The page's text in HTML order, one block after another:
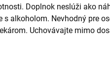
Doplnok neslúži ako
alkoholom. Nevhodný pre
Uchovávajte mimo